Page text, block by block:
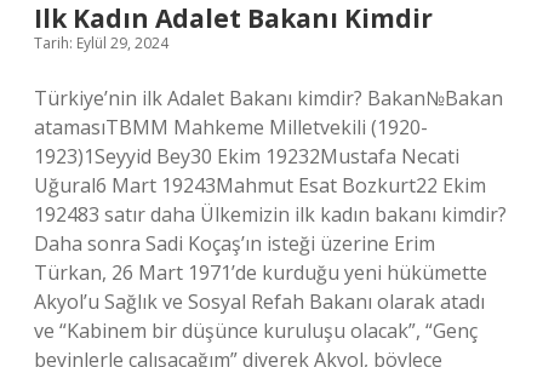
Ilk Kadın Adalet Bakanı Kimdir
Tarih: Eylül 29, 2024
Türkiye’nin ilk Adalet Bakanı kimdir? Bakan№Bakan
atamasıTBMM Mahkeme Milletvekili (1920-
1923)1Seyyid Bey30 Ekim 19232Mustafa Necati
Uğural6 Mart 19243Mahmut Esat Bozkurt22 Ekim
192483 satır daha Ülkemizin ilk kadın bakanı kimdir?
Daha sonra Sadi Koçaş’ın isteği üzerine Erim
Türkan, 26 Mart 1971’de kurduğu yeni hükümette
Akyol’u Sağlık ve Sosyal Refah Bakanı olarak atadı
ve “Kabinem bir düşünce kuruluşu olacak”, “Genç
beyinlerle çalışacağım” diyerek Akyol, böylece